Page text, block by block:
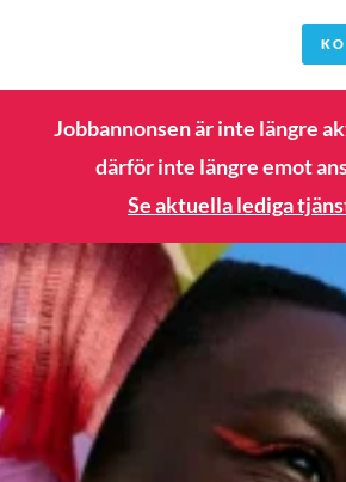
Jobbannonsen är inte längre
därför inte längre emot
Se aktuella lediga